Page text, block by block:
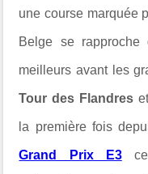
une course marquée
Belge se
meilleurs avant les
Tour des Flandres
la première fois
Grand Prix E3